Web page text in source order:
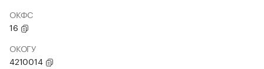
ОКФС
16
ОКОГУ
4210014